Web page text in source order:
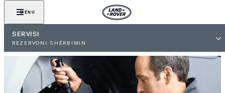
MENU
SERVISI
REZERVONI SHËRBIMIN